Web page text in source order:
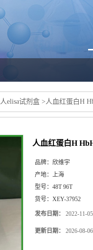
人elisa试剂盒 >人血红蛋白H
人血红蛋白H
品牌： 欣维宇
产地： 上海
型号： 48T 96T
货号： XEY-37952
发布日期： 2022-11-05
更新日期： 2026-08-06